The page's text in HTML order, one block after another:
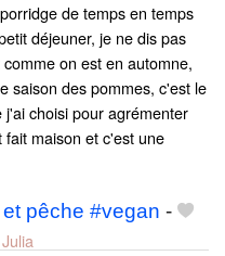
de temps en temps
déjeuner, je ne dis pas
on est en automne,
saison des pommes, c'est le
j'ai choisi pour agrémenter
maison et c'est une
pêche #vegan -